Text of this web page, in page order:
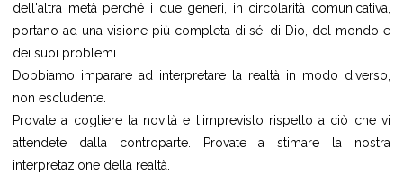
dell'altra metà perché i due generi, in circolarità comunicativa,
portano ad una visione più completa di sé, di Dio, del mondo e
dei suoi problemi.
Dobbiamo imparare ad interpretare la realtà in modo diverso,
non escludente.
Provate a cogliere la novità e l'imprevisto rispetto a ciò che vi
attendete dalla controparte. Provate a stimare la nostra
interpretazione della realtà.